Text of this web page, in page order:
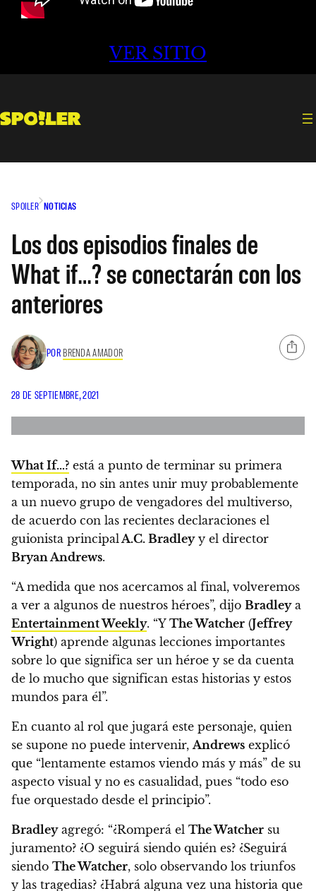
VER SITIO
SPOILER NOTICIAS
Los dos episodios finales de
What if…? se conectarán con los
anteriores
POR BRENDA AMADOR
28 DE SEPTIEMBRE, 2021
What If…? está a punto de terminar su primera
temporada, no sin antes unir muy probablemente
a un nuevo grupo de vengadores del multiverso,
de acuerdo con las recientes declaraciones el
guionista principal A.C. Bradleyy el director
Bryan Andrews.
“A medida que nos acercamos al final, volveremos
a ver a algunos de nuestros héroes”, dijo Bradleya
Entertainment Weekly. “Y The Watcher (Jeffrey
Wright) aprende algunas lecciones importantes
sobre lo que significa ser un héroe y se da cuenta
de lo mucho que significan estas historias y estos
mundos para él”.
En cuanto al rol que jugará este personaje, quien
se supone no puede intervenir, Andrews explicó
que “lentamente estamos viendo más y más” de su
aspecto visual y no es casualidad, pues “todo eso
fue orquestado desde el principio”.
Bradleyagregó: “¿Romperá el The Watcher su
juramento? ¿O seguirá siendo quién es? ¿Seguirá
siendo The Watcher, solo observando los triunfos
y las tragedias? ¿Habrá alguna vez una historia que